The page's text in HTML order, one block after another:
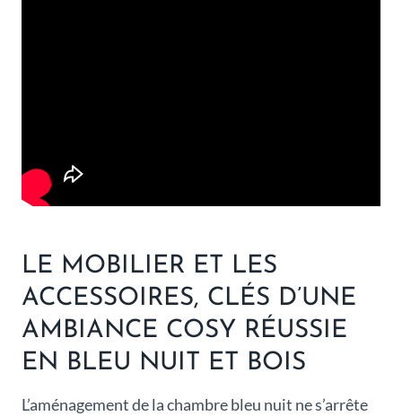
LE MOBILIER ET LES
ACCESSOIRES, CLÉS D’UNE
AMBIANCE COSY RÉUSSIE
EN BLEU NUIT ET BOIS
L’aménagement de la chambre bleu nuit ne s’arrête